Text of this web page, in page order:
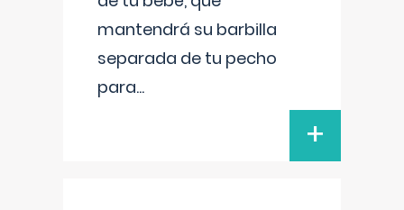
mantendrá su barbilla
separada de tu pecho
para...
+